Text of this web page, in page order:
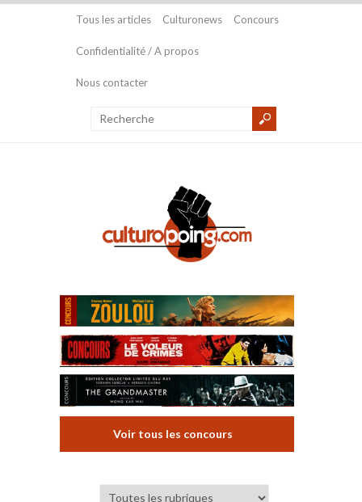
Tous les articles Culturonews Concours
Confidentialité / A propos
Nous contacter
Voir tous les concours